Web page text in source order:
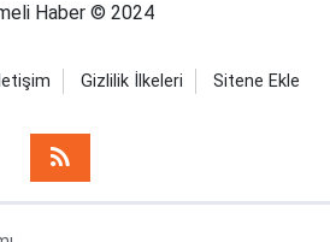
Haber © 2024
İletişim Gizlilik İlkeleri Sitene Ekle